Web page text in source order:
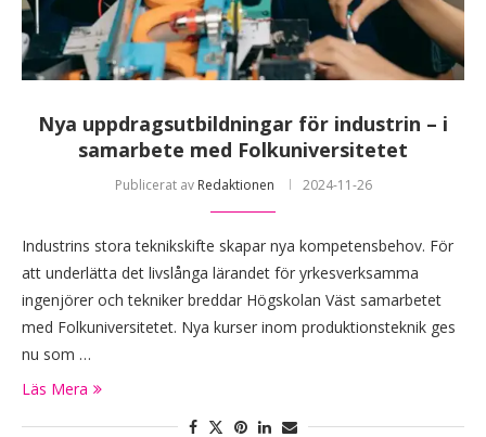
Nya uppdragsutbildningar för industrin – i
samarbete med Folkuniversitetet
Publicerat av Redaktionen 2024-11-26
Industrins stora teknikskifte skapar nya kompetensbehov. För
att underlätta det livslånga lärandet för yrkesverksamma
ingenjörer och tekniker breddar Högskolan Väst samarbetet
med Folkuniversitetet. Nya kurser inom produktionsteknik ges
nu som …
Läs Mera